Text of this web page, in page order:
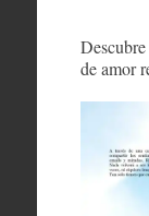
de amor